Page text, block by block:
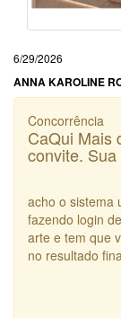
6/29/2026
ANNA KAROLINE
Concorrência
CaQui Mais
convite.
acho o sistema
fazendo login
arte e tem que
no resultado